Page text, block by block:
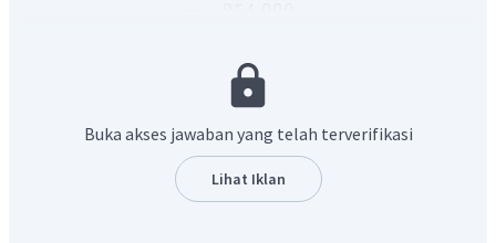
mengurangi uang tabungan dengan harga barang.
=
Uang
300.000
46.000
Dengan demikian, uang kembalian yang diterima Dodi
Buka akses jawaban yang telah terverifikasi
Lihat Iklan